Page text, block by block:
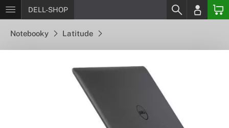
DELL-SHOP
Notebooky Latitude